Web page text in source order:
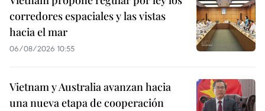
corredores espaciales y las vistas
hacia el mar
06/08/2026 10:55
Vietnam y Australia avanzan hacia
una nueva etapa de cooperación